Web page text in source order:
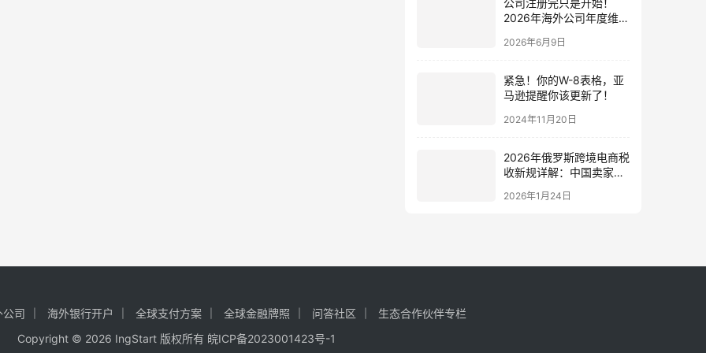
公司注册完只是开始！
2026年海外公司年度维护
实质申报时间表
2026年6月9日
紧急！你的W-8表格，亚
马逊提醒你该更新了！
2024年11月20日
2026年俄罗斯跨境电商税
收新规详解：中国卖家的
指南
2026年1月24日
公司 海外银行开户 全球支付方案 全球金融牌照 问答社区
生态合作伙伴专栏
Copyright © 2026 IngStart 版权所有 皖ICP备2023001423号-1